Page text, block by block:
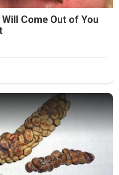
Come Out of You